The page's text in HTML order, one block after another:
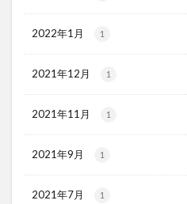
2022年1月 1
2021年12月 1
2021年11月 1
2021年9月 1
2021年7月 1